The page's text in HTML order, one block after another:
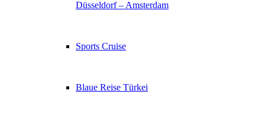
Düsseldorf – Amsterdam
Sports Cruise
Blaue Reise Türkei